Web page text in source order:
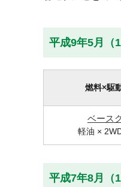
平成9年5月（
燃料×駆
ベース
軽油 ×
平成7年8月（